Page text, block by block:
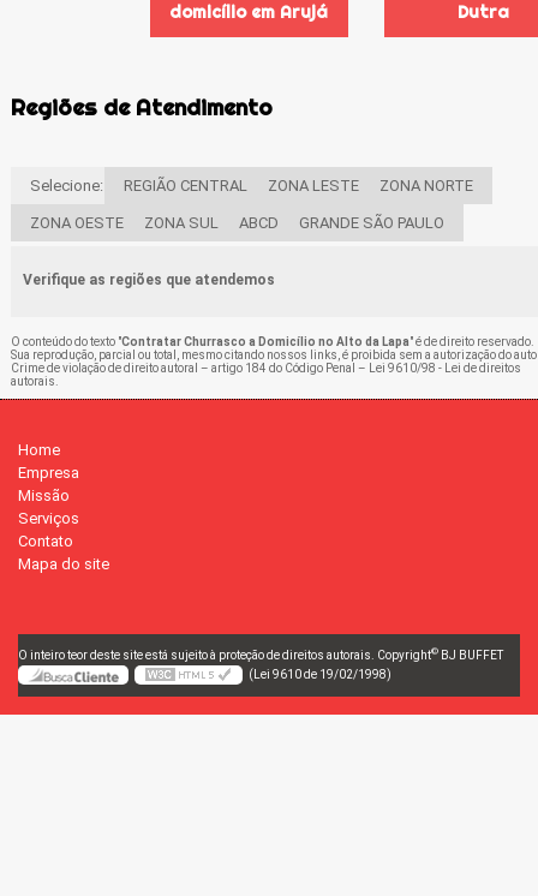
domicílio em Arujá
Dutra
Regiões de Atendimento
Selecione: REGIÃO CENTRAL ZONA LESTE ZONA NORTE
ZONA OESTE ZONA SUL ABCD GRANDE SÃO PAULO
Verifique as regiões que atendemos
O conteúdo do texto "Contratar Churrasco a Domicílio no Alto da Lapa" é de direito reservado.
Sua reprodução, parcial ou total, mesmo citando nossos links, é proibida sem a autorização do
Crime de violação de direito autoral – artigo 184 do Código Penal –
Lei 9610/98 - Lei de direitos
autorais
Home
Empresa
Missão
Serviços
Contato
Mapa do site
O inteiro teor deste site está sujeito à proteção de direitos autorais. Copyright© BJ BUFFET
(Lei 9610 de 19/02/1998)